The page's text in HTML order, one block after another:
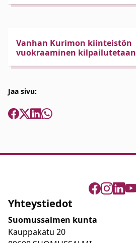
Vanhan Kurimon kiinteistön
vuokraaminen kilpailutetaan
Jaa sivu:
Yhteystiedot
Suomussalmen kunta
Kauppakatu 20